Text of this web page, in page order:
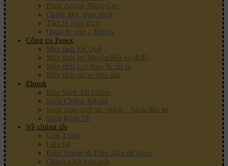
Price Action Nâng Cao
Chiến lược giao dịch
Tâm lý giao dịch
Quản lý vốn – Rủi ro
Công cụ Forex
Máy tính Ký Quỹ
Máy tính lợi Nhuận/Rủi ro (R:R)
Máy tính Lot theo % rủi ro
Máy tính rủi ro phá sản
Ebook
Kho Sách Tài Chính
Sách Chứng Khoán
Sách giao dịch tài chính – Sách đầu tư
Sách Kinh Tế
Về chúng tôi
Giới Thiệu
Liên hệ
Điều khoản & Điều kiện sử dụng
Chính sách bảo mật